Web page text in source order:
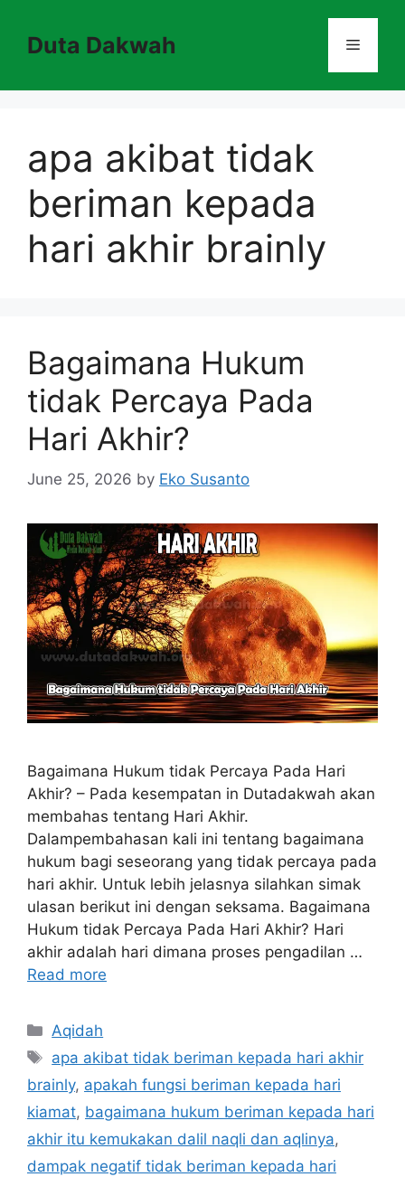
contentDuta Dakwah Menu
apa akibat tidak
beriman kepada
hari akhir brainly
Bagaimana Hukum
tidak Percaya Pada
Hari Akhir?
June 25, 2026 by Eko Susanto
Bagaimana Hukum tidak Percaya Pada Hari
Akhir? – Pada kesempatan in Dutadakwah akan
membahas tentang Hari Akhir.
Dalampembahasan kali ini tentang bagaimana
hukum bagi seseorang yang tidak percaya pada
hari akhir. Untuk lebih jelasnya silahkan simak
ulasan berikut ini dengan seksama. Bagaimana
Hukum tidak Percaya Pada Hari Akhir? Hari
akhir adalah hari dimana proses pengadilan …
Read more
Categories
Aqidah
Tags
apa akibat tidak beriman kepada hari akhir
brainly, apakah fungsi beriman kepada hari
kiamat, bagaimana hukum beriman kepada hari
akhir itu kemukakan dalil naqli dan aqlinya,
dampak negatif tidak beriman kepada hari